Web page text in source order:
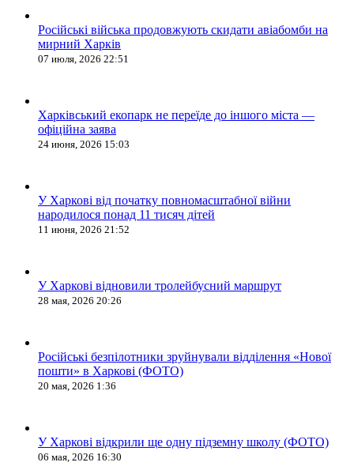
Російські війська продовжують скидати авіабомби на
мирний Харків
07 июля, 2026 22:51
Харківський екопарк не переїде до іншого міста —
офіційна заява
24 июня, 2026 15:03
У Харкові від початку повномасштабної війни
народилося понад 11 тисяч дітей
11 июня, 2026 21:52
У Харкові відновили тролейбусний маршрут
28 мая, 2026 20:26
Російські безпілотники зруйнували відділення «Нової
пошти» в Харкові (ФОТО)
20 мая, 2026 1:36
У Харкові відкрили ще одну підземну школу (ФОТО)
06 мая, 2026 16:30